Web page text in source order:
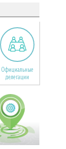
Официальные
делегации